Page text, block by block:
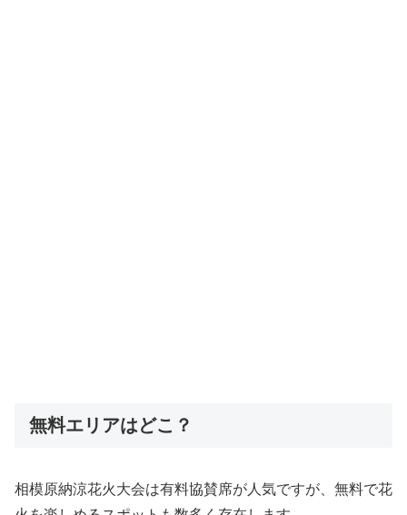
無料エリアはどこ？
相模原納涼花火大会は有料協賛席が人気ですが、無料で花